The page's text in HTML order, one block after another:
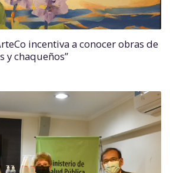
incentiva a conocer obras de
y chaqueños”